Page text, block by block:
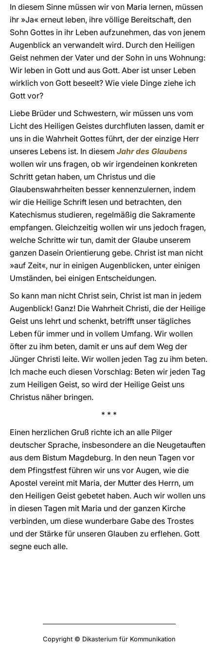
In diesem Sinne müssen wir von Maria lernen, müssen
ihr »Ja« erneut leben, ihre völlige Bereitschaft, den
Sohn Gottes in ihr Leben aufzunehmen, das von jenem
Augenblick an verwandelt wird. Durch den Heiligen
Geist nehmen der Vater und der Sohn in uns Wohnung:
Wir leben in Gott und aus Gott. Aber ist unser Leben
wirklich von Gott beseelt? Wie viele Dinge ziehe ich
Gott vor?
Liebe Brüder und Schwestern, wir müssen uns vom
Licht des Heiligen Geistes durchfluten lassen, damit er
uns in die Wahrheit Gottes führt, der der einzige Herr
unseres Lebens ist. In diesem Jahr des Glaubens
wollen wir uns fragen, ob wir irgendeinen konkreten
Schritt getan haben, um Christus und die
Glaubenswahrheiten besser kennenzulernen, indem
wir die Heilige Schrift lesen und betrachten, den
Katechismus studieren, regelmäßig die Sakramente
empfangen. Gleichzeitig wollen wir uns jedoch fragen,
welche Schritte wir tun, damit der Glaube unserem
ganzen Dasein Orientierung gebe. Christ ist man nicht
»auf Zeit«, nur in einigen Augenblicken, unter einigen
Umständen, bei einigen Entscheidungen.
So kann man nicht Christ sein, Christ ist man in jedem
Augenblick! Ganz! Die Wahrheit Christi, die der Heilige
Geist uns lehrt und schenkt, betrifft unser tägliches
Leben für immer und in vollem Umfang. Wir wollen
öfter zu ihm beten, damit er uns auf dem Weg der
Jünger Christi leite. Wir wollen jeden Tag zu ihm beten.
Ich mache euch diesen Vorschlag: Beten wir jeden Tag
zum Heiligen Geist, so wird der Heilige Geist uns
Christus näher bringen.
* * *
Einen herzlichen Gruß richte ich an alle Pilger
deutscher Sprache, insbesondere an die Neugetauften
aus dem Bistum Magdeburg. In den neun Tagen vor
dem Pfingstfest führen wir uns vor Augen, wie die
Apostel vereint mit Maria, der Mutter des Herrn, um
den Heiligen Geist gebetet haben. Auch wir wollen uns
in diesen Tagen mit Maria und der ganzen Kirche
verbinden, um diese wunderbare Gabe des Trostes
und der Stärke für unseren Glauben zu erflehen. Gott
segne euch alle.
Copyright © Dikasterium für Kommunikation